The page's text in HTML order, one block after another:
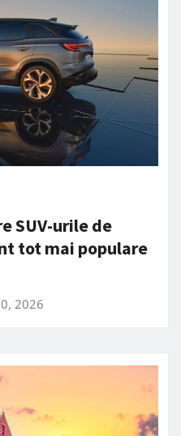
SUV-urile de
tot mai populare
2026